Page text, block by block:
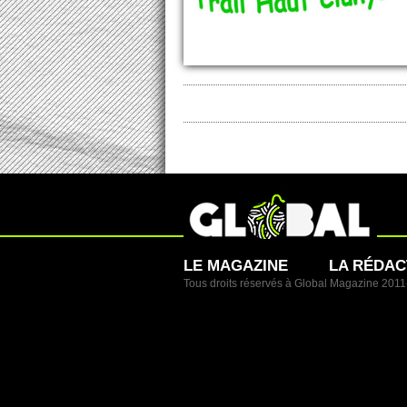
LE MAGAZINE LA
Tous droits réservés à Global Magazine